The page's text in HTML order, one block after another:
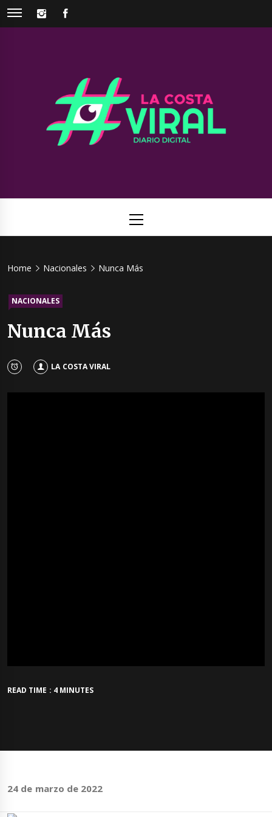
Skip
INSTAGRAM
Viral
Menu
Home Nacionales Nunca Más
NACIONALES
Nunca Más
LA COSTA VIRAL
READ TIME : 4 MINUTES
24 de marzo de 2022